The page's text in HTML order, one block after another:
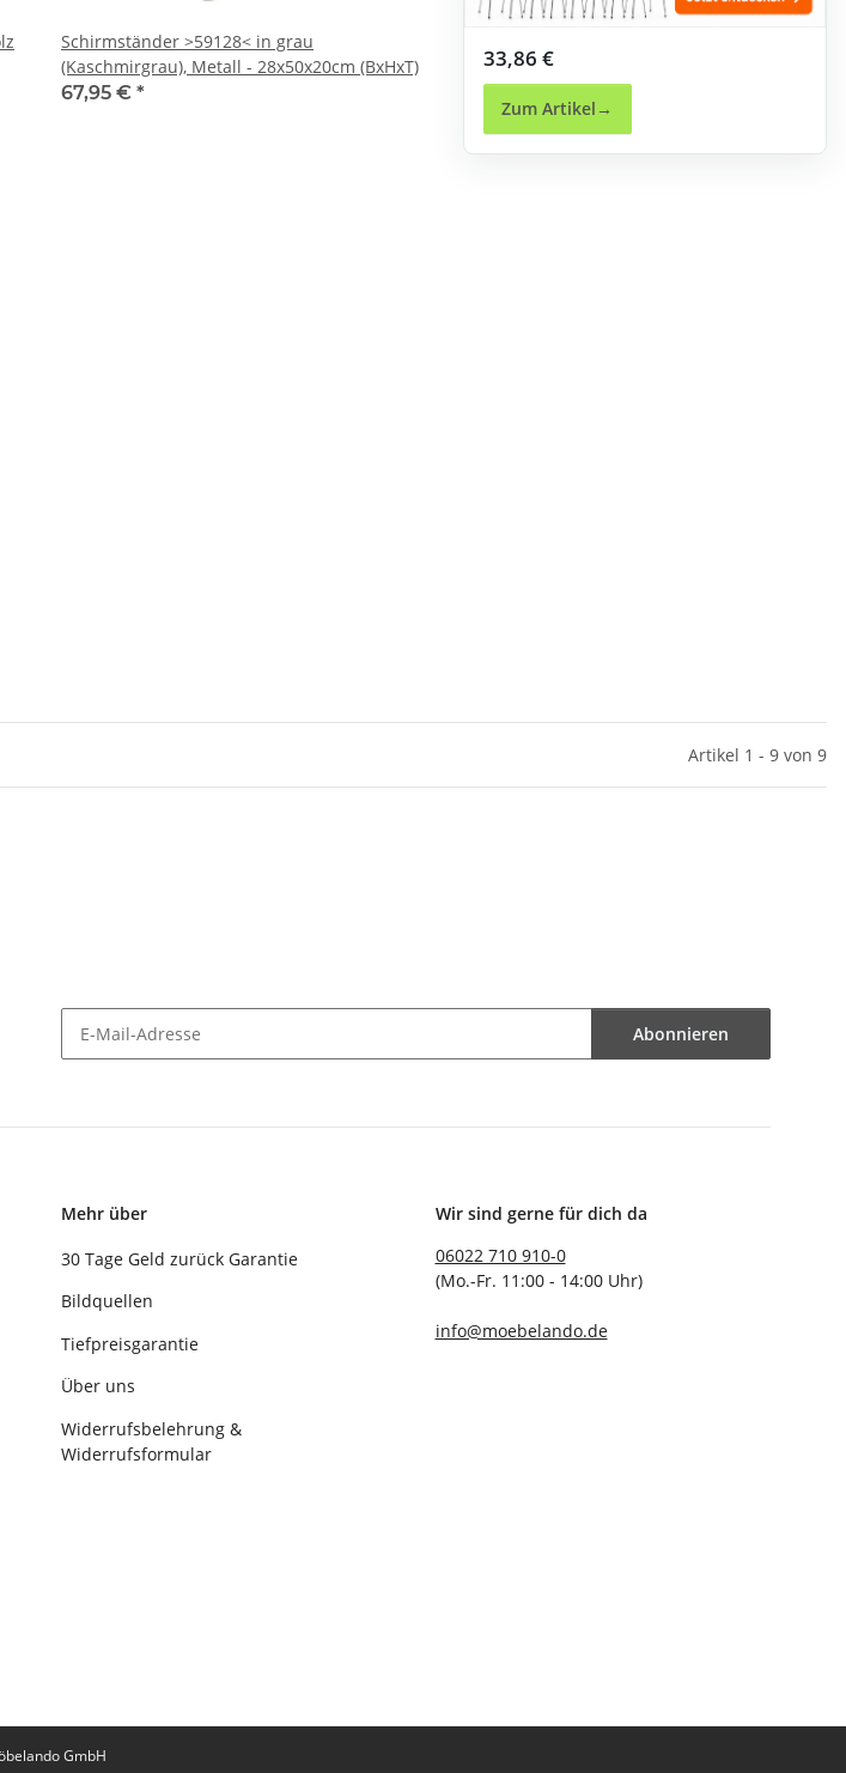
Schirmständer >59128< in grau
(Kaschmirgrau), Metall - 28x50x20cm (BxHxT)
67,95 € *
33,86 €
Zum Artikel
Artikel 1 - 9 von 9
Abonnieren
Mehr über
30 Tage Geld zurück Garantie
Bildquellen
Tiefpreisgarantie
Über uns
Widerrufsbelehrung &
Widerrufsformular
Wir sind gerne für dich da
06022 710 910-0
(Mo.-Fr. 11:00 - 14:00 Uhr)
info@moebelando.de
GmbH